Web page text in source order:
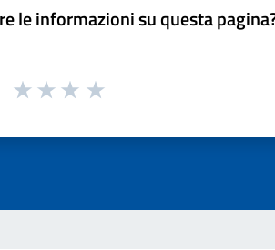
le informazioni su questa